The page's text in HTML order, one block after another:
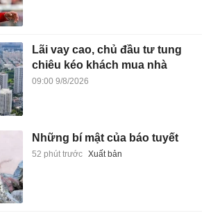
Lãi vay cao, chủ đầu tư tung
chiêu kéo khách mua nhà
09:00 9/8/2026
Những bí mật của báo tuyết
52 phút trước Xuất bản